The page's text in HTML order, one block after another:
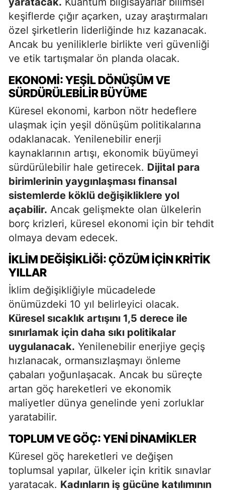
keşiflerde çığır açarken, uzay araştırmaları
özel şirketlerin liderliğinde hız kazanacak.
Ancak bu yeniliklerle birlikte veri güvenliği
ve etik tartışmalar ön planda olacak.
EKONOMI: YEŞIL DÖNÜŞÜM VE
SÜRDÜRÜLEBILIR BÜYÜME
Küresel ekonomi, karbon nötr hedeflere
ulaşmak için yeşil dönüşüm politikalarına
odaklanacak. Yenilenebilir enerji
kaynaklarının artışı, ekonomik büyümeyi
sürdürülebilir hale getirecek. Dijital para
birimlerinin yaygınlaşması finansal
sistemlerde köklü değişikliklere yol
açabilir. Ancak gelişmekte olan ülkelerin
borç krizleri, küresel ekonomi için bir tehdit
olmaya devam edecek.
İKLIM DEĞIŞIKLIĞI: ÇÖZÜM İÇIN KRITIK
YILLAR
İklim değişikliğiyle mücadelede
önümüzdeki 10 yıl belirleyici olacak.
Küresel sıcaklık artışını 1,5 derece ile
sınırlamak için daha sıkı politikalar
uygulanacak. Yenilenebilir enerjiye geçiş
hızlanacak, ormansızlaşmayı önleme
çabaları yoğunlaşacak. Ancak bu süreçte
artan göç hareketleri ve ekonomik
maliyetler dünya genelinde yeni zorluklar
yaratabilir.
TOPLUM VE GÖÇ: YENI DINAMIKLER
Küresel göç hareketleri ve değişen
toplumsal yapılar, ülkeler için kritik sınavlar
yaratacak. Kadınların iş gücüne katılımının